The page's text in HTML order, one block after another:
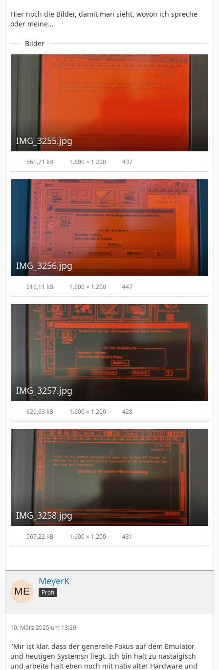
Hier noch die Bilder, damit man sieht, wovon ich spreche
oder meine…
Bilder
IMG_3255.jpg
561,71 kB 1.600 × 1.200 437
IMG_3256.jpg
510,11 kB 1.600 × 1.200 447
IMG_3257.jpg
620,63 kB 1.600 × 1.200 428
IMG_3258.jpg
567,22 kB 1.600 × 1.200 431
MeyerK
Profi
10. März 2025 um 13:29
"Mir ist klar, dass der generelle Fokus auf dem Emulator
und heutigen Systemsn liegt. Ich bin halt zu nastalgisch
und arbeite halt eben noch mit nativ alter Hardware und